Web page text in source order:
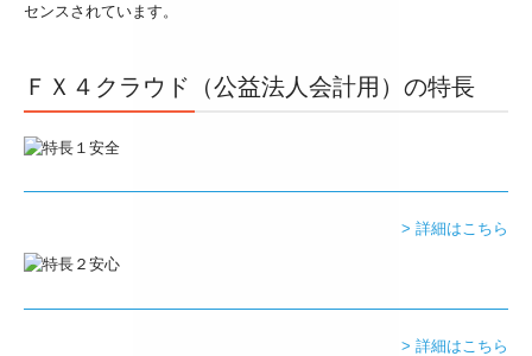
税務顧問契約
料金案内
デジタル化・AI導入補助金
センスされています。
ＦＸ４クラウド（公益法人会計用）の特長
> 詳細はこちら
> 詳細はこちら